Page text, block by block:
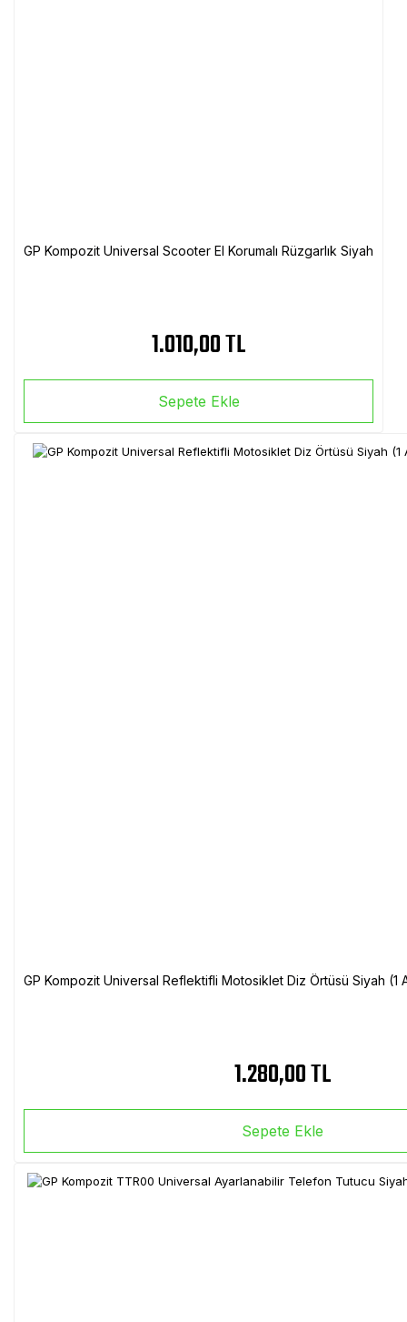
GP Kompozit Universal Scooter El Korumalı Rüzgarlık Siyah
1.010,00 TL
Sepete Ekle
GP Kompozit Universal Reflektifli Motosiklet Diz Örtüsü Siyah
1.280,00 TL
Sepete Ekle